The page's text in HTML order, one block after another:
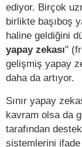
ediyor. Birçok
birlikte başıboş
haline geldiğini
yapay zekası"
gelişmiş yapay
daha da artıyor.
Sınır yapay
kavram olsa da
tarafından
sistemlerini